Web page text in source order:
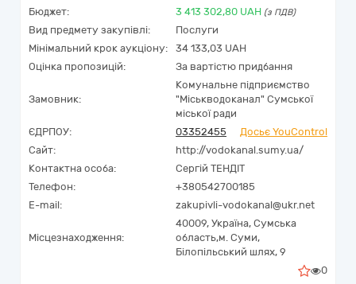
Бюджет: 3 413 302,80 UAH (з ПДВ)
Вид предмету закупівлі:
Послуги
Мінімальний крок аукціону:
34 133,03 UAH
Оцінка пропозицій:
За вартістю придбання
Замовник:
Комунальне підприємство
"Міськводоканал" Сумської
міської ради
ЄДРПОУ:
03352455
Досьє YouControl
Сайт:
http://vodokanal.sumy.ua/
Контактна особа:
Сергій ТЕНДІТ
Телефон:
+380542700185
E-mail:
zakupivli-vodokanal@ukr.net
Місцезнаходження:
40009, Україна, Сумська
область,м. Суми,
Білопільський шлях, 9
0